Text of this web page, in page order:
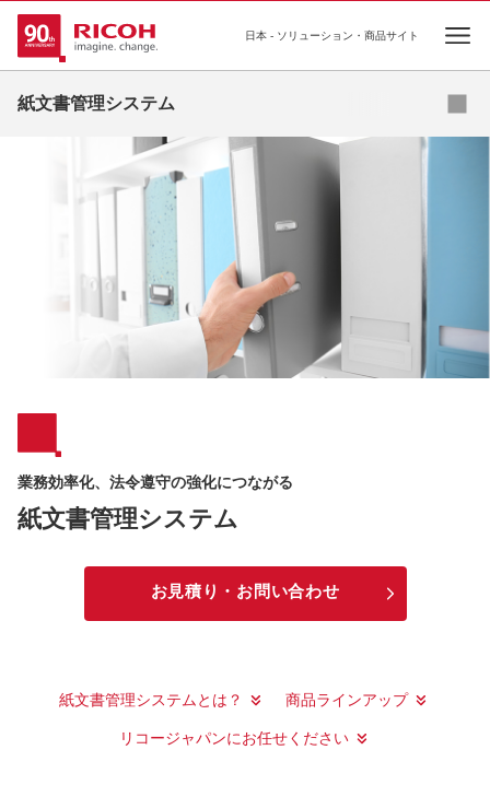
日本 - ソリューション・商品サイト
紙文書管理システム
業務効率化、法令遵守の強化につながる
紙文書管理システム
お見積り・お問い合わせ
紙文書管理システムとは？ 商品ラインアップ
リコージャパンにお任せください